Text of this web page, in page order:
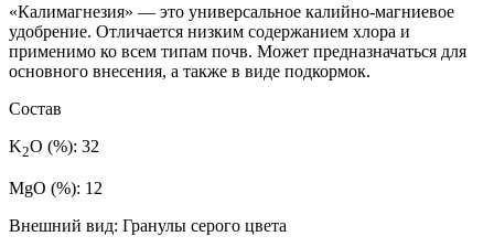
«Калимагнезия» — это универсальное калийно-магниевое
удобрение. Отличается низким содержанием хлора и
применимо ко всем типам почв. Может предназначаться для
основного внесения, а также в виде подкормок.
Состав
K2O (%): 32
MgO (%): 12
Внешний вид: Гранулы серого цвета